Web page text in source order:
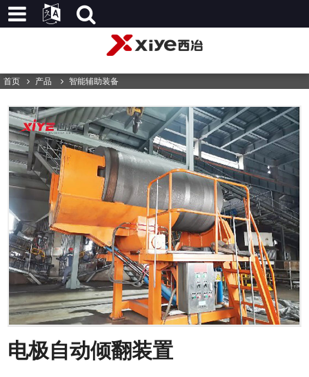
首页 产品 智能辅助装备
电极自动倾翻装置